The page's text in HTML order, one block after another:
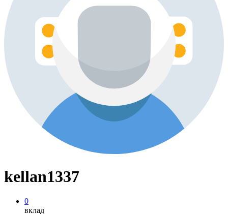
kellan1337
0
вклад